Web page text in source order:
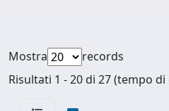
Mostra
records
Risultati 1 - 20 di 27 (tempo